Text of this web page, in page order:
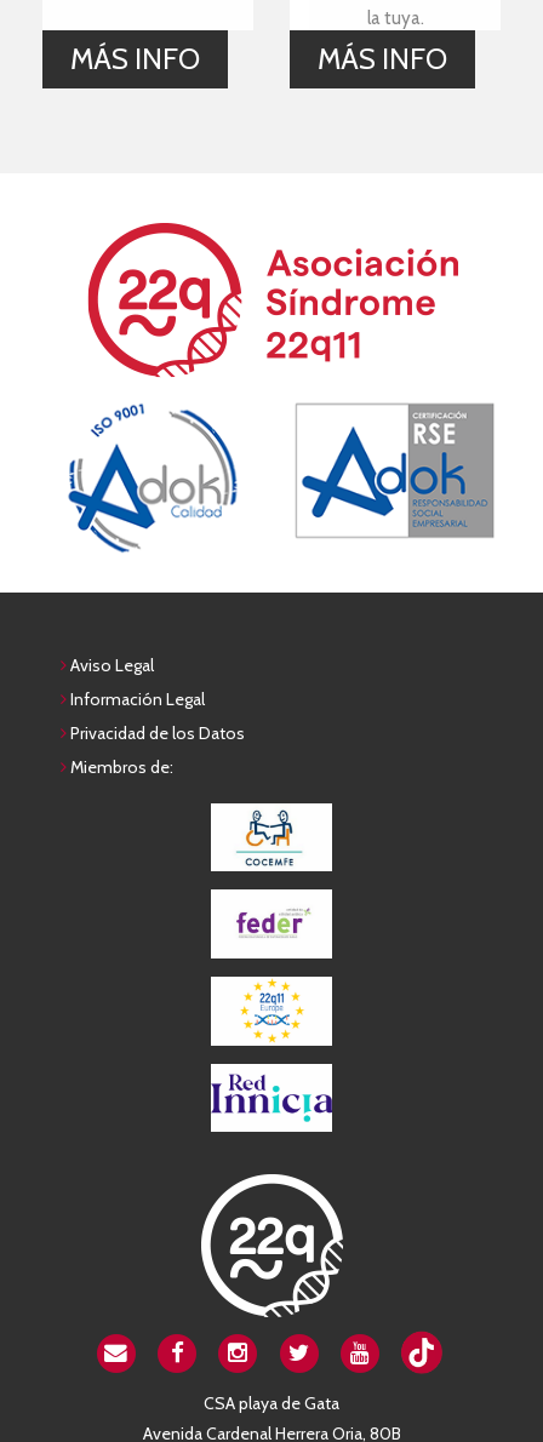
MÁS INFO
la tuya.
MÁS INFO
Aviso Legal
Información Legal
Privacidad de los Datos
Miembros de:
CSA playa de Gata
Avenida Cardenal Herrera Oria, 80B